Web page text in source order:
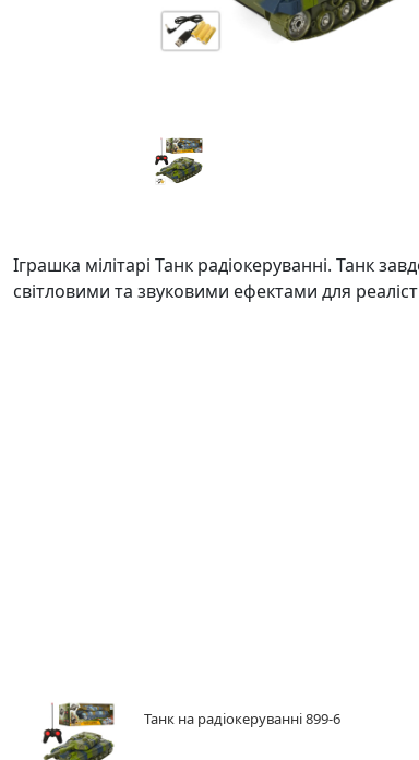
Іграшка мілітарі Танк радіокеруванні. Танк
світловими та звуковими ефектами для
Танк на радіокеруванні 899-6